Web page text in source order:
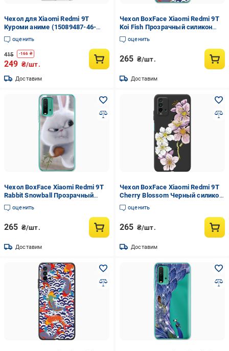
Чехол для Xiaomi Redmi 9T
Куроми аниме (15089487-46-
189681)
оценить
415 -166 ₴
249 ₴/шт.
Доставим
Чехол BoxFace Xiaomi Redmi 9T
Koi Fish Прозрачный силикон
(41685-up2477-41685)
оценить
265 ₴/шт.
Доставим
Чехол BoxFace Xiaomi Redmi 9T
Rabbit Snowball Прозрачный
силикон (41685-up1116-41685)
оценить
265 ₴/шт.
Доставим
Чехол BoxFace Xiaomi Redmi 9T
Cherry Blossom Черный силикон
(41685-cc4-42106)
оценить
265 ₴/шт.
Доставим